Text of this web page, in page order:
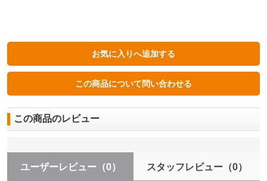
この商品のレビュー
ユーザーレビュー （0） スタッフレビュー（0）